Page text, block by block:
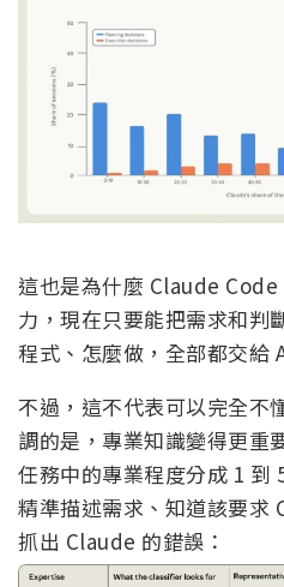
這也是為什麼 Claude
力，現在只要能把需求和判
程式、怎麼做，全部都交給
不過，這不代表可以完全
調的是，專業知識變得更重
任務中的專業程度分成 1 到
精準描述需求、知道該要求
抓出 Claude 的錯誤：